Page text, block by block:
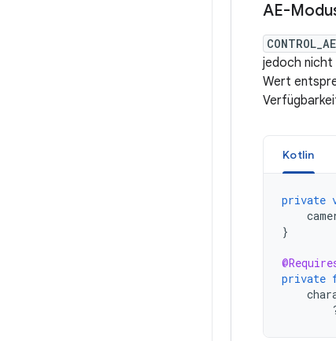
AE-
jedoch nicht
Wert
Kotlin
private
}
private